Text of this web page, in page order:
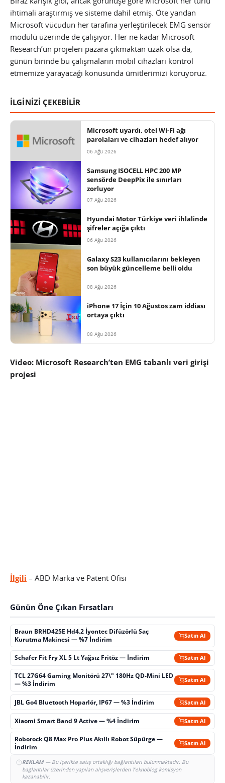
ihtimali araştırmış ve sisteme dahil etmiş. Öte yandan
Microsoft vücudun her tarafına yerleştirilecek EMG sensör
modülü üzerinde de çalışıyor. Her ne kadar Microsoft
Research’ün projeleri pazara çıkmaktan uzak olsa da,
günün birinde bu çalışmaların mobil cihazları kontrol
etmemize yarayacağı konusunda ümitlerimizi koruyoruz.
İLGİNİZİ ÇEKEBİLİR
Microsoft uyardı, otel Wi-Fi ağı
parolaları ve cihazları hedef alıyor
06 Ağu 2026
Samsung ISOCELL HPC 200 MP
sensörde DeepPix ile sınırları
zorluyor
07 Ağu 2026
Hyundai Motor Türkiye veri ihlalinde
şifreler açığa çıktı
06 Ağu 2026
Galaxy S23 kullanıcılarını bekleyen
son büyük güncelleme belli oldu
08 Ağu 2026
iPhone 17 İçin 10 Ağustos zam iddiası
ortaya çıktı
08 Ağu 2026
Video: Microsoft Research’ten EMG tabanlı veri girişi
projesi
İlgili – ABD Marka ve Patent Ofisi
Günün Öne Çıkan Fırsatları
Braun BRHD425E Hd4.2 İyontec Difüzörlü Saç
Kurutma Makinesi — %7 İndirim
Satın Al
Schafer Fit Fry XL 5 Lt Yağsız Fritöz — İndirim Satın Al
TCL 27G64 Gaming Monitörü 27\" 180Hz QD-Mini LED
— %3 İndirim
Satın Al
JBL Go4 Bluetooth Hoparlör, IP67 — %3 İndirim Satın Al
Xiaomi Smart Band 9 Active — %4 İndirim Satın Al
Roborock Q8 Max Pro Plus Akıllı Robot Süpürge —
İndirim
Satın Al
REKLAM— Bu içerikte satış ortaklığı bağlantıları bulunmaktadır. Bu
bağlantılar üzerinden yapılan alışverişlerden Teknoblog komisyon
kazanabilir.